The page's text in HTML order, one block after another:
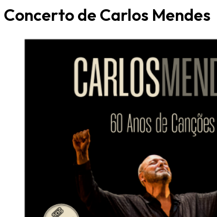
Concerto de Carlos Mendes